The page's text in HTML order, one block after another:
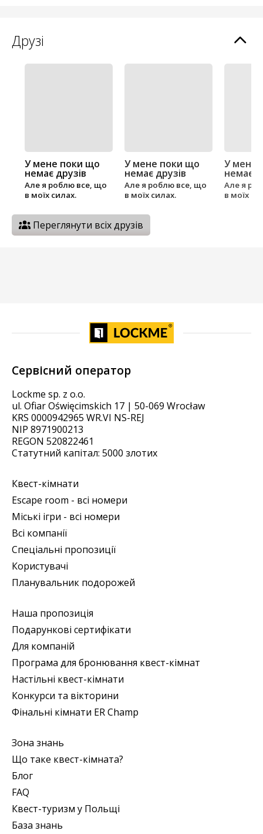
Друзі
У мене поки що
немає друзів
Але я роблю все, що
в моїх силах.
У мене поки що
немає друзів
Але я роблю все, що
в моїх силах.
У мене
немає
Але я
в моїх
Переглянути всіх друзів
Сервісний оператор
Lockme sp. z o.o.
ul. Ofiar Oświęcimskich 17 | 50-069 Wrocław
KRS 0000942965 WR.VI NS-REJ
NIP 8971900213
REGON 520822461
Статутний капітал: 5000 злотих
Квест-кімнати
Escape room - всі номери
Міські ігри - всі номери
Всі компанії
Спеціальні пропозиції
Користувачі
Планувальник подорожей
Наша пропозиція
Подарункові сертифікати
Для компаній
Програма для бронювання квест-кімнат
Настільні квест-кімнати
Конкурси та вікторини
Фінальні кімнати ER Champ
Зона знань
Що таке квест-кімната?
Блог
FAQ
Квест-туризм у Польщі
База знань